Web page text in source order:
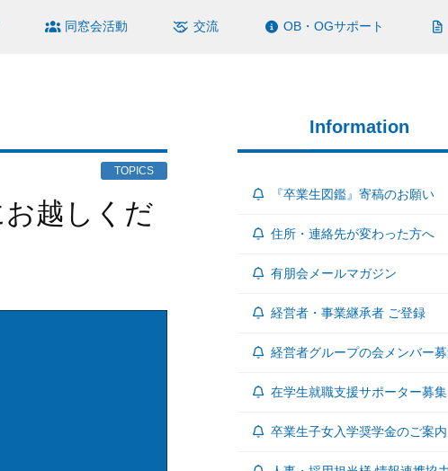
同窓会活動 交流 OB・OGサポート
TOPICS
Information
『卒業生図鑑』寄稿のお願い
住所・連絡先が変わった方へ
有朋会メールマガジン
経営者・事業継承者 ご登録
経営者グループの会メンバー
在学生就職支援サポーター募集
卒業生子女入学奨学金のご案内